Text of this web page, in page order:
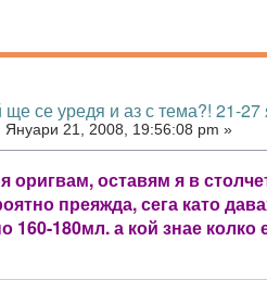
се уредя и аз с тема?! 21-
Януари 21, 2008, 19:56:08 pm »
оригвам, оставям я в
преяжда, сега като
160-180мл. а кой знае колко